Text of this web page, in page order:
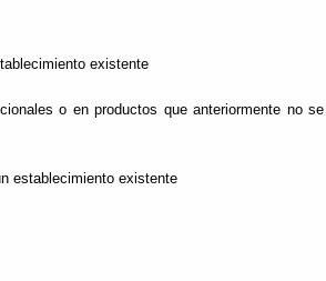
existente
o en productos que anteriormente no se
establecimiento existente